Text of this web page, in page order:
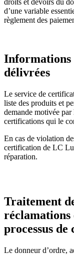
d’une variable
règlement des
Informations
délivrées
Le service de
liste des produits et
demande motivée
certifications qui le
En cas de violation
certification de LC
réparation.
Traitement
réclamations
processus
Le donneur d’ordre,